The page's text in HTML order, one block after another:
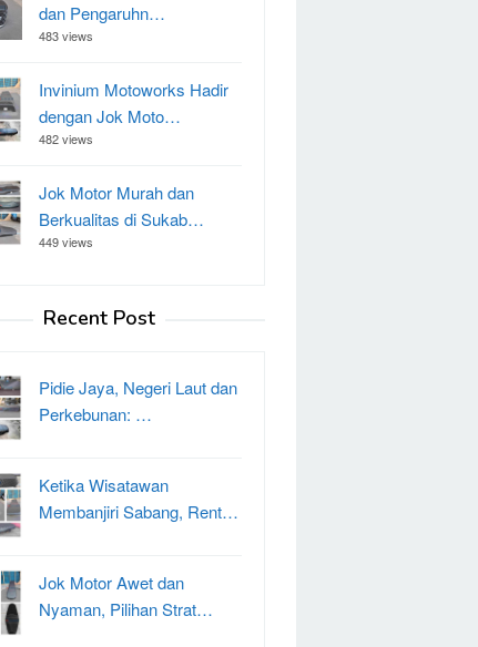
dan Pengaruhn…
483 views
Invinium Motoworks Hadir
dengan Jok Moto…
482 views
Jok Motor Murah dan
Berkualitas di Sukab…
449 views
Recent Post
Pidie Jaya, Negeri Laut dan
Perkebunan: …
Ketika Wisatawan
Membanjiri Sabang, Rent…
Jok Motor Awet dan
Nyaman, Pilihan Strat…